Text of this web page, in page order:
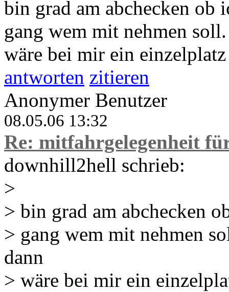
bin grad am abchecken ob
gang wem mit nehmen
wäre bei mir ein
antworten zitieren
Anonymer Benutzer
08.05.06 13:32
Re: mitfahrgelegenheit
downhill2hell schrieb:
>
> bin grad am abchecken
> gang wem mit nehmen
dann
> wäre bei mir ein